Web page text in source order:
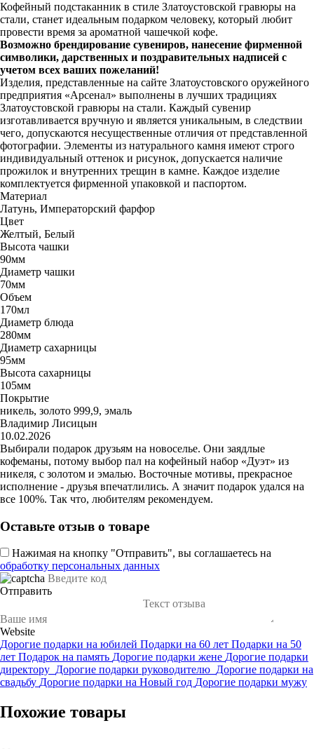
Кофейный подстаканник в стиле Златоустовской гравюры на
стали, станет идеальным подарком человеку, который любит
провести время за ароматной чашечкой кофе.
Возможно брендирование сувениров, нанесение фирменной
символики, дарственных и поздравительных надписей с
учетом всех ваших пожеланий!
Изделия, представленные на сайте Златоустовского оружейного
предприятия «Арсенал» выполнены в лучших традициях
Златоустовской гравюры на стали. Каждый сувенир
изготавливается вручную и является уникальным, в следствии
чего, допускаются несущественные отличия от представленной
фотографии. Элементы из натурального камня имеют строго
индивидуальный оттенок и рисунок, допускается наличие
прожилок и внутренних трещин в камне. Каждое изделие
комплектуется фирменной упаковкой и паспортом.
Материал
Латунь, Императорский фарфор
Цвет
Желтый, Белый
Высота чашки
90мм
Диаметр чашки
70мм
Объем
170мл
Диаметр блюда
280мм
Диаметр сахарницы
95мм
Высота сахарницы
105мм
Покрытие
никель, золото 999,9, эмаль
Владимир Лисицын
10.02.2026
Выбирали подарок друзьям на новоселье. Они заядлые
кофеманы, потому выбор пал на кофейный набор «Дуэт» из
никеля, с золотом и эмалью. Восточные мотивы, прекрасное
исполнение - друзья впечатлились. А значит подарок удался на
все 100%. Так что, любителям рекомендуем.
Оставьте отзыв о товаре
Нажимая на кнопку "Отправить", вы соглашаетесь на
обработку персональных данных
Отправить
Website
Дорогие подарки на юбилей Подарки на 60 лет Подарки на 50
лет Подарок на память Дорогие подарки жене Дорогие подарки
директору Дорогие подарки руководителю Дорогие подарки на
свадьбу Дорогие подарки на Новый год Дорогие подарки мужу
Похожие товары